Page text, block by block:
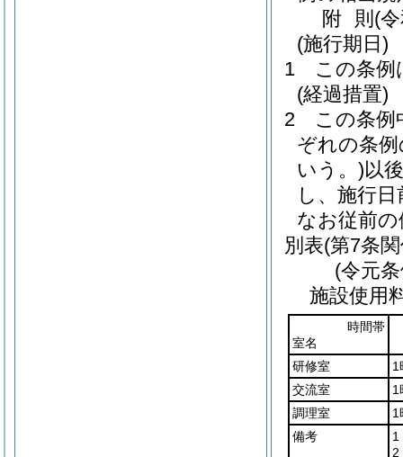
附 則 (
(施行期日)
1
この条例
(経過措置)
2
この条例
ぞれの条
いう。)以
し、施行
なお従前
別表(第7条
(令元
施設使用
時間帯
室名
研修室
1
交流室
1
調理室
1
備考
1
2